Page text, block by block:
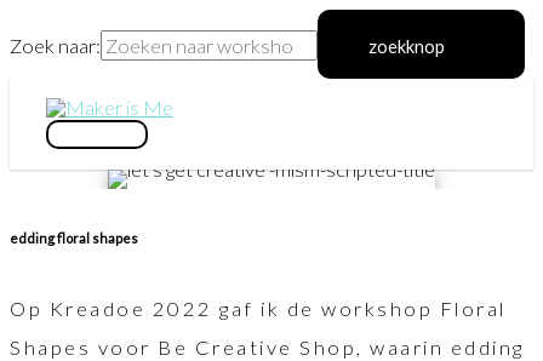
Zoek naar: zoekknop
de
hoofdmenu
edding floral shapes
Op Kreadoe 2022 gaf ik de workshop Floral
Shapes voor Be Creative Shop, waarin edding